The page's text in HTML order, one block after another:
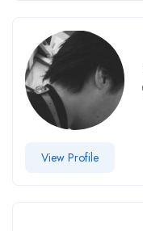
View Profile